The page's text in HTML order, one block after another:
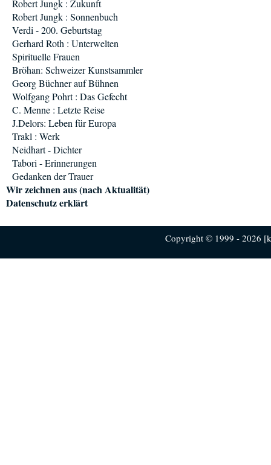
Robert Jungk : Zukunft
Robert Jungk : Sonnenbuch
Verdi - 200. Geburtstag
Gerhard Roth : Unterwelten
Spirituelle Frauen
Bröhan: Schweizer Kunstsammler
Georg Büchner auf Bühnen
Wolfgang Pohrt : Das Gefecht
C. Menne : Letzte Reise
J.Delors: Leben für Europa
Trakl : Werk
Neidhart - Dichter
Tabori - Erinnerungen
Gedanken der Trauer
Wir zeichnen aus (nach Aktualität)
Datenschutz erklärt
Copyright © 1999 - 2026